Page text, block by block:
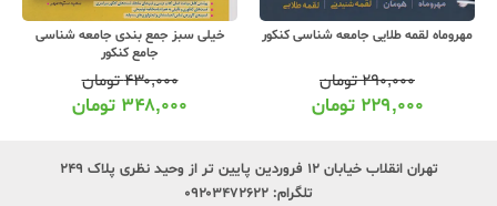
مهروماه لقمه طلایی جامعه شناسی کنکور
۲۹۰,۰۰۰تومان
۲۲۹,۰۰۰ تومان
خیلی سبز جمع بندی جامعه شناسی
جامع کنکور
۴۳۰,۰۰۰تومان
۳۴۸,۰۰۰ تومان
تهران انقلاب خیابان ۱۲ فروردین پایین تر از وحید نظری پلاک ۲۴۹
تلگرام: ۰۹۲۰۳۴۷۲۶۲۲